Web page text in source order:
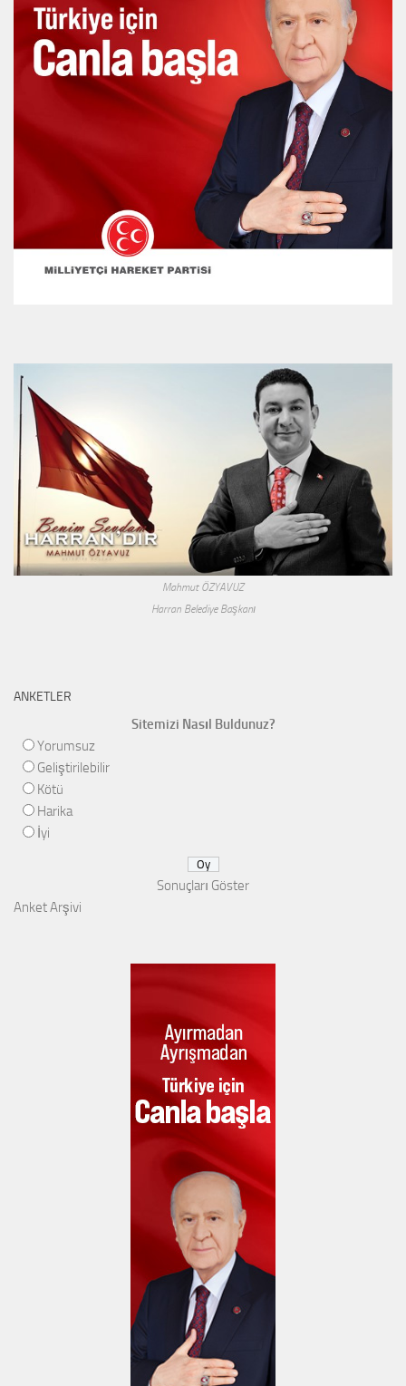
Mahmut ÖZYAVUZ
Harran Belediye Başkanı
ANKETLER
Sitemizi Nasıl Buldunuz?
Yorumsuz
Geliştirilebilir
Kötü
Harika
İyi
Sonuçları Göster
Anket Arşivi